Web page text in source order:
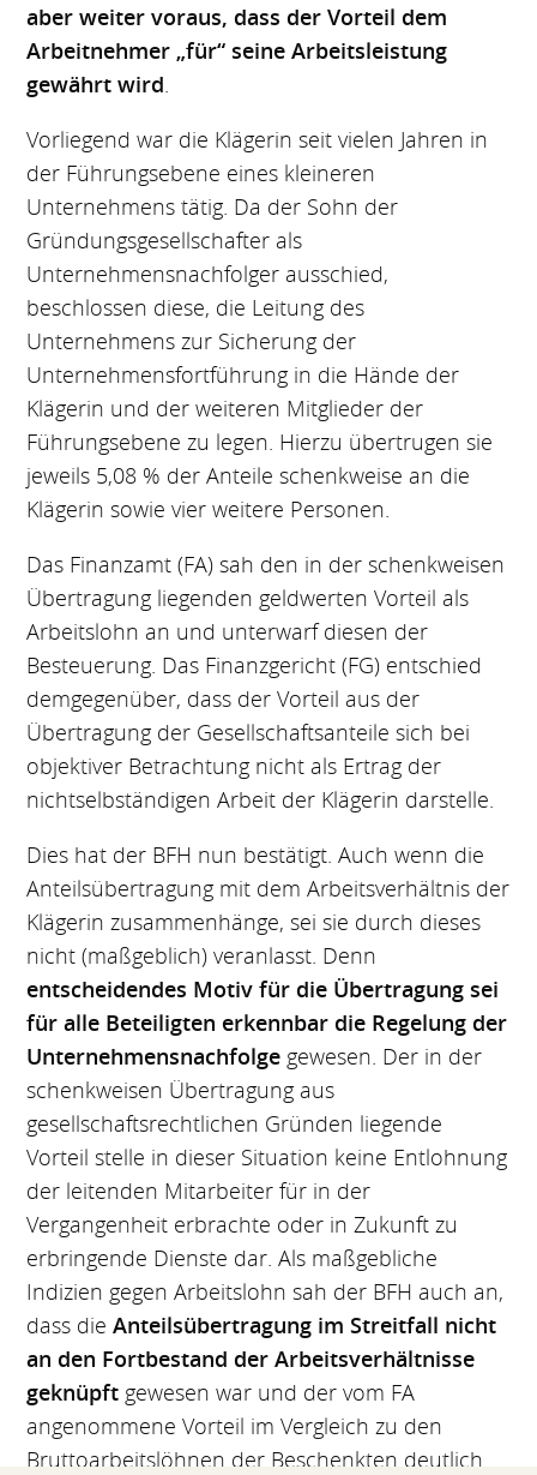
aber weiter voraus, dass der Vorteil dem
Arbeitnehmer „für“ seine Arbeitsleistung
gewährt wird.
Vorliegend war die Klägerin seit vielen Jahren in
der Führungsebene eines kleineren
Unternehmens tätig. Da der Sohn der
Gründungsgesellschafter als
Unternehmensnachfolger ausschied,
beschlossen diese, die Leitung des
Unternehmens zur Sicherung der
Unternehmensfortführung in die Hände der
Klägerin und der weiteren Mitglieder der
Führungsebene zu legen. Hierzu übertrugen sie
jeweils 5,08 % der Anteile schenkweise an die
Klägerin sowie vier weitere Personen.
Das Finanzamt (FA) sah den in der schenkweisen
Übertragung liegenden geldwerten Vorteil als
Arbeitslohn an und unterwarf diesen der
Besteuerung. Das Finanzgericht (FG) entschied
demgegenüber, dass der Vorteil aus der
Übertragung der Gesellschaftsanteile sich bei
objektiver Betrachtung nicht als Ertrag der
nichtselbständigen Arbeit der Klägerin darstelle.
Dies hat der BFH nun bestätigt. Auch wenn die
Anteilsübertragung mit dem Arbeitsverhältnis der
Klägerin zusammenhänge, sei sie durch dieses
nicht (maßgeblich) veranlasst. Denn
entscheidendes Motiv für die Übertragung sei
für alle Beteiligten erkennbar die Regelung der
Unternehmensnachfolge gewesen. Der in der
schenkweisen Übertragung aus
gesellschaftsrechtlichen Gründen liegende
Vorteil stelle in dieser Situation keine Entlohnung
der leitenden Mitarbeiter für in der
Vergangenheit erbrachte oder in Zukunft zu
erbringende Dienste dar. Als maßgebliche
Indizien gegen Arbeitslohn sah der BFH auch an,
dass dieAnteilsübertragung im Streitfall nicht
an den Fortbestand der Arbeitsverhältnisse
geknüpft gewesen war und der vom FA
angenommene Vorteil im Vergleich zu den
Bruttoarbeitslöhnen der Beschenkten deutlich